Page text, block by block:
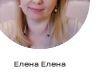
Елена Елена